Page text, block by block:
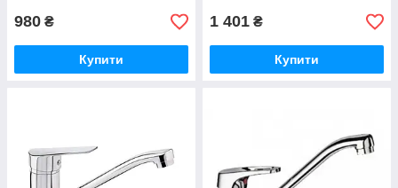
980 ₴
Купити
1 401 ₴
Купити